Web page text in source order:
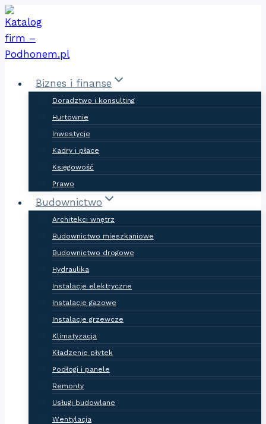
Skip
to
content
Biznes i finanse
Doradztwo i konsulting
Hurtownie
Inwestycje
Kadry i płace
Księgowość
Prawo
Budownictwo
Architekci wnętrz
Budownictwo mieszkaniowe
Budownictwo drogowe
Hydraulika
Instalacje elektryczne
Instalacje gazowe
Instalacje grzewcze
Klimatyzacja
Kładzenie płytek
Podłogi i panele
Remonty
Usługi budowlane
Wentylacja